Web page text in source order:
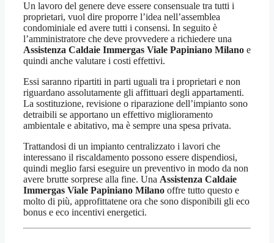
Un lavoro del genere deve essere consensuale tra tutti i
proprietari, vuol dire proporre l’idea nell’assemblea
condominiale ed avere tutti i consensi. In seguito è
l’amministratore che deve provvedere a richiedere una
Assistenza Caldaie Immergas Viale Papiniano Milano e
quindi anche valutare i costi effettivi.
Essi saranno ripartiti in parti uguali tra i proprietari e non
riguardano assolutamente gli affittuari degli appartamenti.
La sostituzione, revisione o riparazione dell’impianto sono
detraibili se apportano un effettivo miglioramento
ambientale e abitativo, ma è sempre una spesa privata.
Trattandosi di un impianto centralizzato i lavori che
interessano il riscaldamento possono essere dispendiosi,
quindi meglio farsi eseguire un preventivo in modo da non
avere brutte sorprese alla fine. Una Assistenza Caldaie
Immergas Viale Papiniano Milano offre tutto questo e
molto di più, approfittatene ora che sono disponibili gli eco
bonus e eco incentivi energetici.